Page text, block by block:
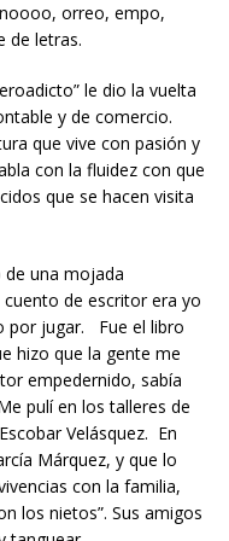
orreo, empo,
de letras.
le dio la vuelta
y de comercio.
que vive con pasión y
con la fluidez con que
que se hacen visita
una mojada
de escritor era yo
por jugar. Fue el libro
hizo que la gente me
empedernido, sabía
pulí en los talleres de
Velásquez. En
Márquez, y que lo
con la familia,
los nietos”. Sus amigos